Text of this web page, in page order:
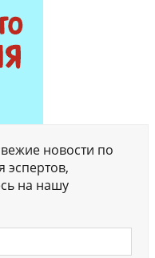
новости по
эспертов,
на нашу